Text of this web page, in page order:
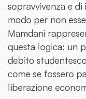
sopravvivenza e
modo per non
Mamdani
questa logica: un
debito
come se fossero
liberazione